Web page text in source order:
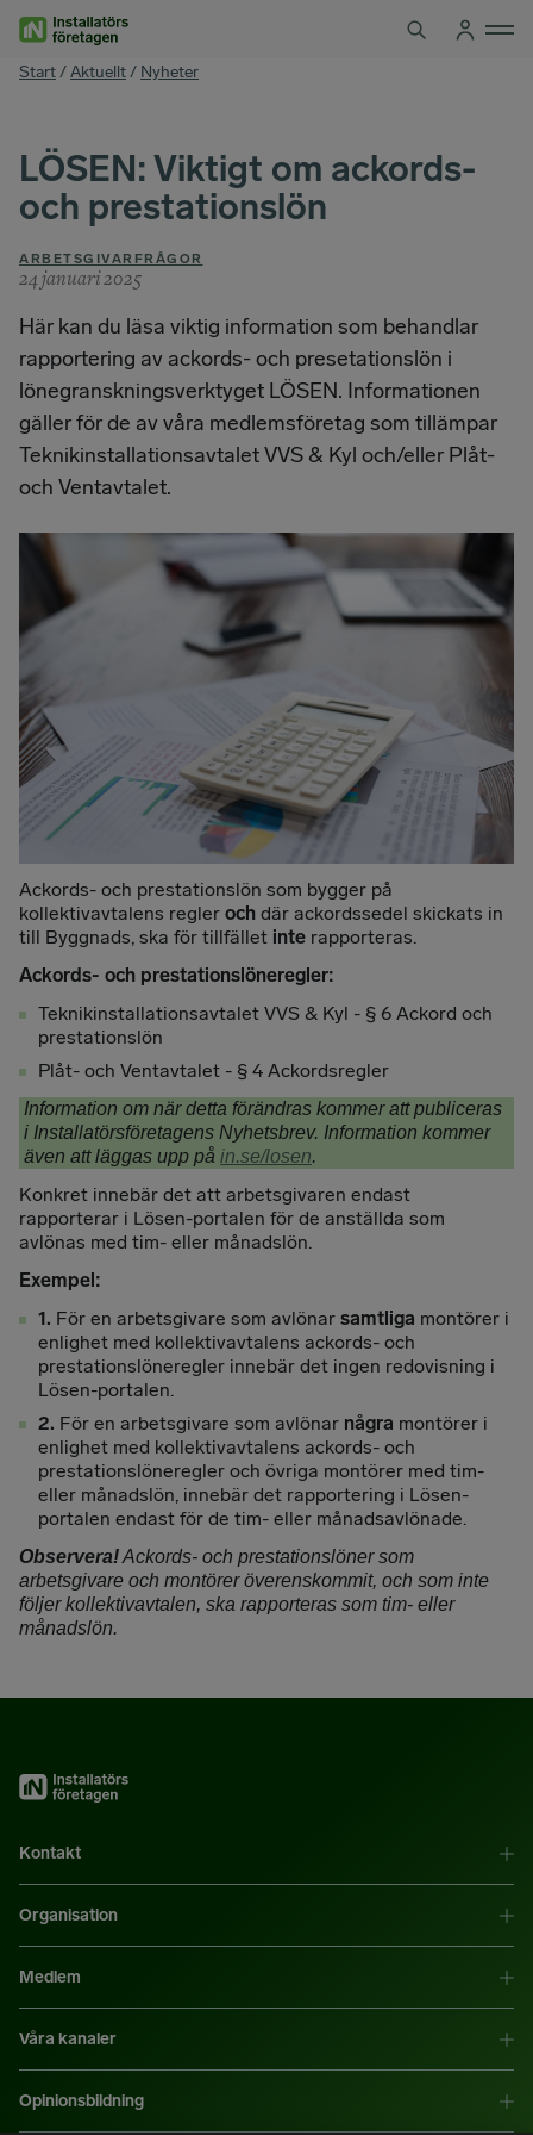
You
Start/Aktuellt/ Nyheter
LÖSEN: Viktigt om ackords-
och prestationslön
ARBETSGIVARFRÅGOR
24 januari 2025
Här kan du läsa viktig information som behandlar
rapportering av ackords- och presetationslön i
lönegranskningsverktyget LÖSEN. Informationen
gäller för de av våra medlemsföretag som tillämpar
Teknikinstallationsavtalet VVS & Kyl och/eller Plåt-
och Ventavtalet.
Ackords- och prestationslön som bygger på
kollektivavtalens regler och där ackordssedel skickats in
till Byggnads, ska för tillfället inte rapporteras.
Ackords- och prestationslöneregler:
Teknikinstallationsavtalet VVS & Kyl - § 6 Ackord och
prestationslön
Plåt- och Ventavtalet - § 4 Ackordsregler
Information om när detta förändras kommer att publiceras
i Installatörsföretagens Nyhetsbrev. Information kommer
även att läggas upp på in.se/losen.
Konkret innebär det att arbetsgivaren endast
rapporterar i Lösen-portalen för de anställda som
avlönas med tim- eller månadslön.
Exempel:
1. För en arbetsgivare som avlönar samtliga montörer i
enlighet med kollektivavtalens ackords- och
prestationslöneregler innebär det ingen redovisning i
Lösen-portalen.
2. För en arbetsgivare som avlönar några montörer i
enlighet med kollektivavtalens ackords- och
prestationslöneregler och övriga montörer med tim-
eller månadslön, innebär det rapportering i Lösen-
portalen endast för de tim- eller månadsavlönade.
Observera!Ackords- och prestationslöner som
arbetsgivare och montörer överenskommit, och som inte
följer kollektivavtalen, ska rapporteras som tim- eller
månadslön.
Kontakt
Organisation
Medlem
Våra kanaler
Opinionsbildning